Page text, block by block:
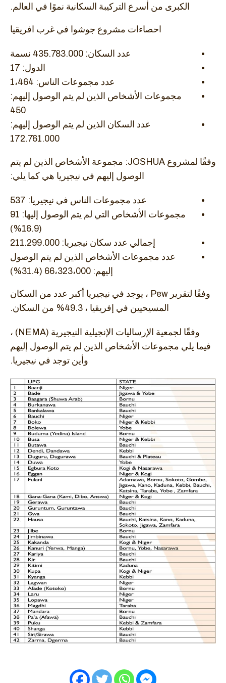
الكبرى من أسرع التركيبة السكانية نموًا في العالم.
احصاءات مشروع جوشوا في غرب افريقيا
عدد السكان: 435.783.000 نسمة
الدول: 17
عدد مجموعات الناس: 1،464
مجموعات الأشخاص الذين لم يتم الوصول إليهم:
450
عدد السكان الذين لم يتم الوصول إليهم:
172.761.000
وفقًا لمشروع JOSHUA: مجموعة الأشخاص الذين لم يتم
الوصول إليهم في نيجيريا هي كما يلي:
عدد مجموعات الناس في نيجيريا: 537
مجموعات الأشخاص التي لم يتم الوصول إليها: 91
(16.9%)
إجمالي عدد سكان نيجيريا: 211.299.000
عدد مجموعات الأشخاص الذين لم يتم الوصول
إليهم: 66،323،000 (31.4%)
وفقًا لتقرير Pew ، يوجد في نيجيريا أكبر عدد من السكان
المسيحيين في إفريقيا ، 49.3% من السكان.
وفقًا لجمعية الإرساليات الإنجيلية النيجيرية (NEMA) ،
فيما يلي مجموعات الأشخاص الذين لم يتم الوصول إليهم
وأين توجد في نيجيريا.